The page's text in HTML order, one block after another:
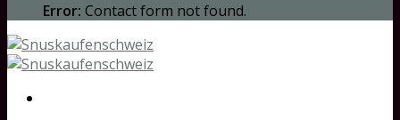
Error: Contact form not found.